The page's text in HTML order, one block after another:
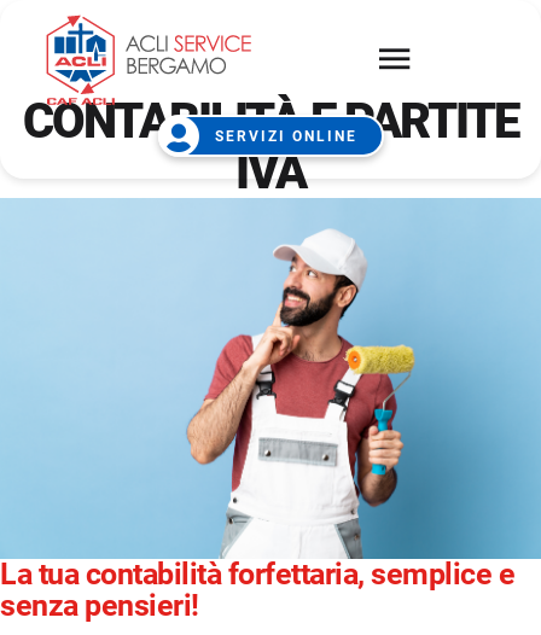
SERVIZI ONLINE
CONTABILITÀ E PARTITE
IVA
La tua contabilità forfettaria, semplice e
senza pensieri!